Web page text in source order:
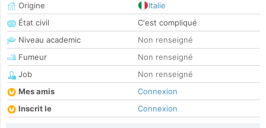
Origine
Italie
État civil
C'est compliqué
Niveau academic
Non renseigné
Fumeur
Non renseigné
Job
Non renseigné
Mes amis
Connexion
Inscrit le
Connexion